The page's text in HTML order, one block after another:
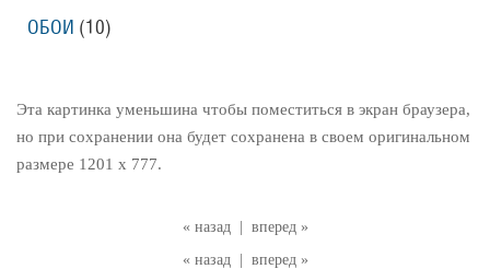
« назад
вперед »
« назад
вперед »
Эта картинка уменьшина чтобы поместиться в экран браузера,
но при сохранении она будет сохранена в своем оригинальном
размере 1201 x 777.
ОБОИ (10)